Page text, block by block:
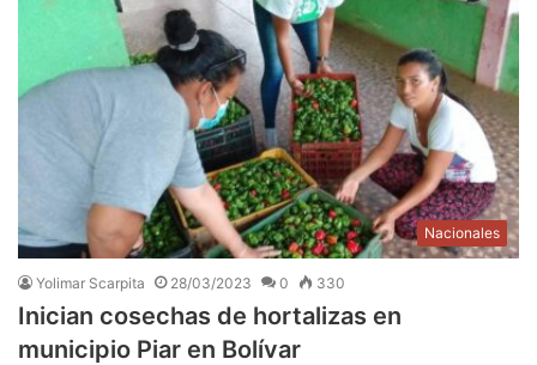
Nacionales
Yolimar Scarpita 28/03/2023 0 330
Inician cosechas de hortalizas en
municipio Piar en Bolívar